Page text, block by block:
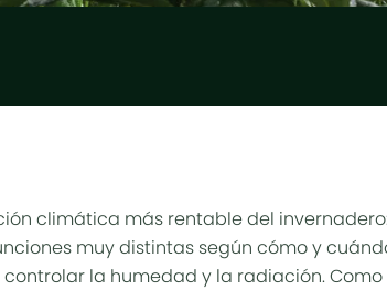
climática más rentable del
muy distintas según cómo y
la humedad y la radiación.